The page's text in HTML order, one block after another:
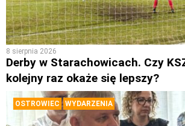
8 sierpnia 2026
Derby w Starachowicach. Czy
kolejny raz okaże się lepszy?
OSTROWIEC WYDARZENIA